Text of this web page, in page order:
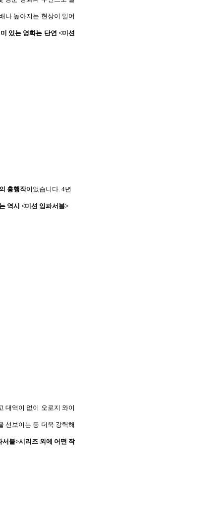
나 높아지는 현상이 일어
있는 영화는 단연 <미션
흥행작이었습니다. 4년
역시 <미션 임파서블>
대역이 없이 오로지 와이
선보이는 등 더욱 강력해
서블>시리즈 외에 어떤 작